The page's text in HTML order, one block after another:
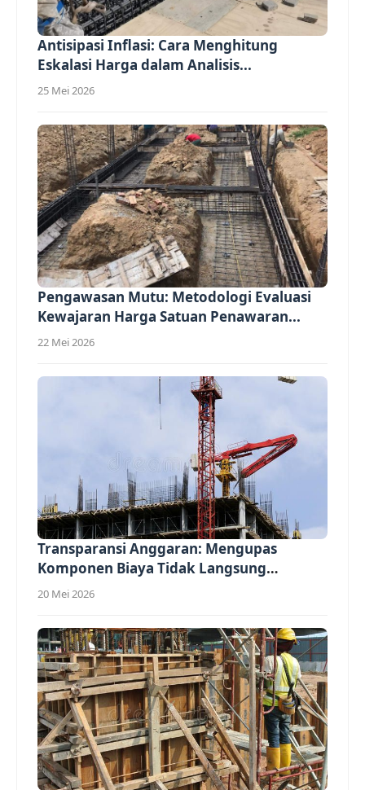
Antisipasi Inflasi: Cara Menghitung
Eskalasi Harga dalam Analisis...
25 Mei 2026
Pengawasan Mutu: Metodologi Evaluasi
Kewajaran Harga Satuan Penawaran...
22 Mei 2026
Transparansi Anggaran: Mengupas
Komponen Biaya Tidak Langsung
(Overhead)...
20 Mei 2026